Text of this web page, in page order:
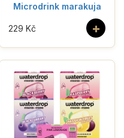
Microdrink marakuja
+
229 Kč